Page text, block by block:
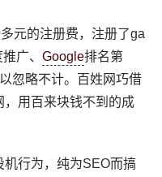
元的注册费，注册了ga
推广、Google排名第
忽略不计。百姓网巧借
，用百来块钱不到的成
机行为，纯为SEO而搞